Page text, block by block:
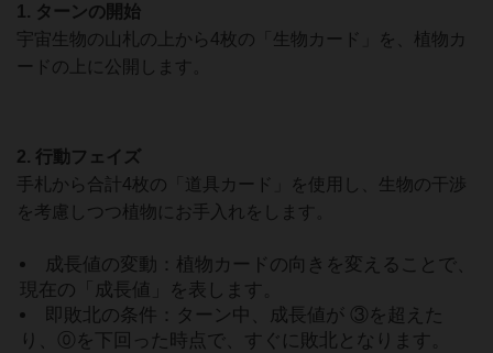
1. ターンの開始
宇宙生物の山札の上から4枚の「生物カード」を、植物カ
ードの上に公開します。
2. 行動フェイズ
手札から合計4枚の「道具カード」を使用し、生物の干渉
を考慮しつつ植物にお手入れをします。
成長値の変動：植物カードの向きを変えることで、
現在の「成長値」を表します。
即敗北の条件：ターン中、成長値が ③を超えた
り、⓪を下回った時点で、すぐに敗北となります。